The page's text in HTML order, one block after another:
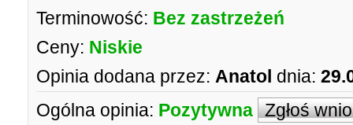
Terminowość: Bez zastrzeżeń
Ceny: Niskie
Opinia dodana przez: Anatol dnia:
Ogólna opinia: Pozytywna Zgłoś